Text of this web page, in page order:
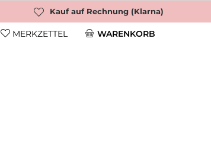
Kauf auf Rechnung (Klarna)
WARENKORB
MERKZETTEL